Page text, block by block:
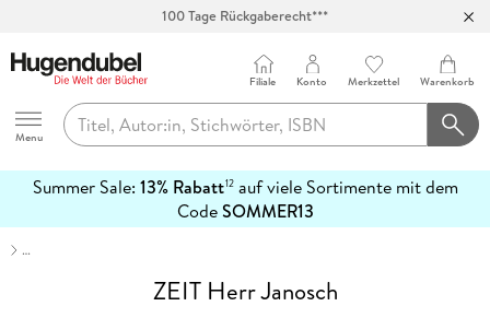
100 Tage Rückgaberecht***
Hugendubel
Menu
Filiale Konto Merkzettel Warenkorb
Summer Sale: 13% Rabatt12auf viele Sortimente mit dem
CodeSOMMER13
erfahren
…
ZEIT Herr Janosch